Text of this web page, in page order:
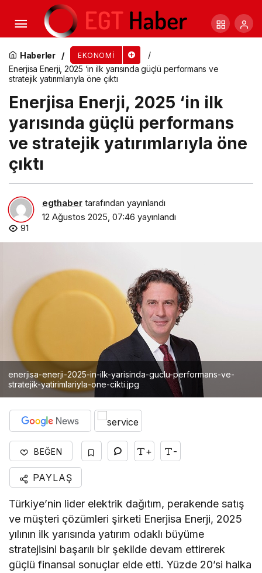
Haberler EKONOMI
Enerjisa Enerji, 2025 ‘in ilk yarısında güçlü performans ve
stratejik yatırımlarıyla öne çıktı
Enerjisa Enerji, 2025 ‘in ilk
yarısında güçlü performans
ve stratejik yatırımlarıyla öne
çıktı
egthaber tarafından yayınlandı
12 Ağustos 2025, 07:46 yayınlandı
91
enerjisa-enerji-2025-in-ilk-yarisinda-guclu-performans-ve-
stratejik-yatirimlariyla-one-cikti.jpg
BEĞEN + -
PAYLAŞ
Türkiye’nin lider elektrik dağıtım, perakende satış
ve müşteri çözümleri şirketi Enerjisa Enerji, 2025
yılının ilk yarısında yatırım odaklı büyüme
stratejisini başarılı bir şekilde devam ettirerek
güçlü finansal sonuçlar elde etti. Yüzde 20’si halka
Buca’da “Askıda Yemek” uygulaması binlerce
vatandaşa destek oldu